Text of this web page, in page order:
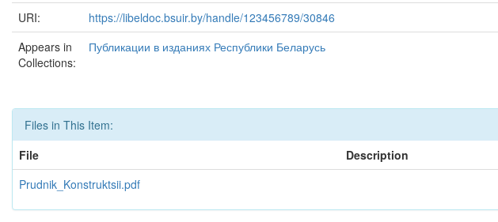
URI:
https://libeldoc.bsuir.by/handle/123456789/30846
Appears in
Collections:
Публикации в изданиях Республики Беларусь
Files in This Item:
File
Description
Prudnik_Konstruktsii.pdf